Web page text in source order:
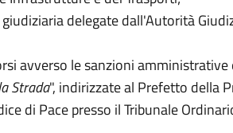
delegate dall'Autorità
avverso le sanzioni
Strada", indirizzate al Prefetto della
di Pace presso il Tribunale